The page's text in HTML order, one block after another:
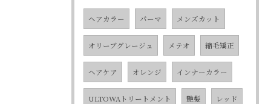
ヘアカラー パーマ メンズカット
オリーブグレージュ メテオ 縮毛矯正
ヘアケア オレンジ インナーカラー
ULTOWAトリートメント 艶髪 レッド